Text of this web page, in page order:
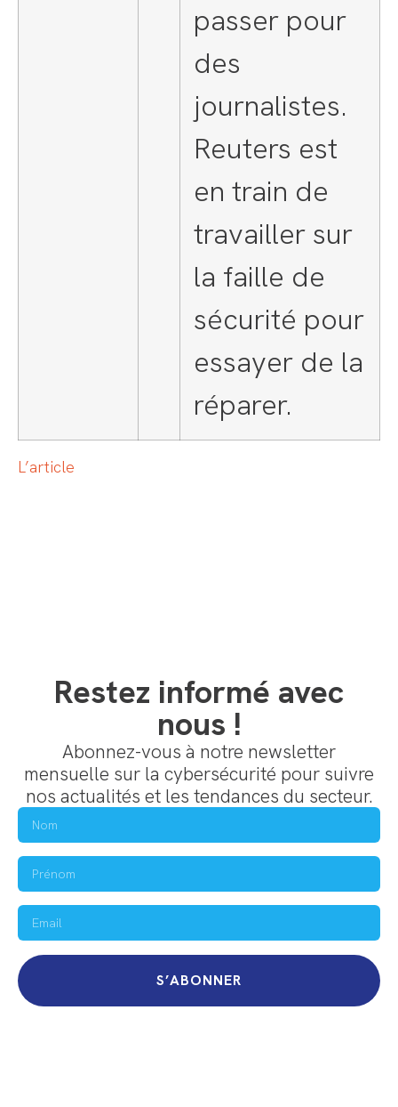
passer pour
des
journalistes.
Reuters est
en train de
travailler sur
la faille de
sécurité pour
essayer de la
réparer.
L’article
Restez informé avec
nous !
Abonnez-vous à notre newsletter
mensuelle sur la cybersécurité pour suivre
nos actualités et les tendances du secteur.
S’ABONNER